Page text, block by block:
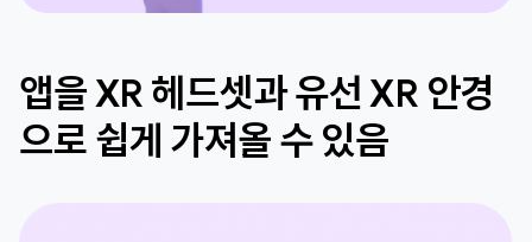
앱을 XR 헤드셋과 유선 XR 안경
으로 쉽게 가져올 수 있음